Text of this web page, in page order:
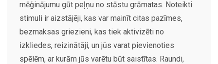
mēģinājumu gūt peļņu no stāstu grāmatas. Noteikti
stimuli ir aizstājēji, kas var mainīt citas pazīmes,
bezmaksas griezieni, kas tiek aktivizēti no
izkliedes, reizinātāji, un jūs varat pievienoties
spēlēm, ar kurām jūs varētu būt saistītas. Raundi,